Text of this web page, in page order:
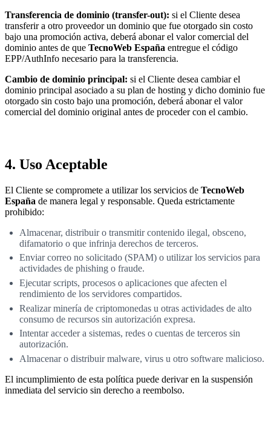
Transferencia de dominio (transfer-out): si el Cliente desea
transferir a otro proveedor un dominio que fue otorgado sin costo
bajo una promoción activa, deberá abonar el valor comercial del
dominio antes de que TecnoWeb España entregue el código
EPP/AuthInfo necesario para la transferencia.
Cambio de dominio principal: si el Cliente desea cambiar el
dominio principal asociado a su plan de hosting y dicho dominio fue
otorgado sin costo bajo una promoción, deberá abonar el valor
comercial del dominio original antes de proceder con el cambio.
4. Uso Aceptable
El Cliente se compromete a utilizar los servicios de TecnoWeb
España de manera legal y responsable. Queda estrictamente
prohibido:
Almacenar, distribuir o transmitir contenido ilegal, obsceno,
difamatorio o que infrinja derechos de terceros.
Enviar correo no solicitado (SPAM) o utilizar los servicios para
actividades de phishing o fraude.
Ejecutar scripts, procesos o aplicaciones que afecten el
rendimiento de los servidores compartidos.
Realizar minería de criptomonedas u otras actividades de alto
consumo de recursos sin autorización expresa.
Intentar acceder a sistemas, redes o cuentas de terceros sin
autorización.
Almacenar o distribuir malware, virus u otro software malicioso.
El incumplimiento de esta política puede derivar en la suspensión
inmediata del servicio sin derecho a reembolso.